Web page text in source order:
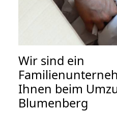
Wir sind ein
Ihnen beim
Blumenberg